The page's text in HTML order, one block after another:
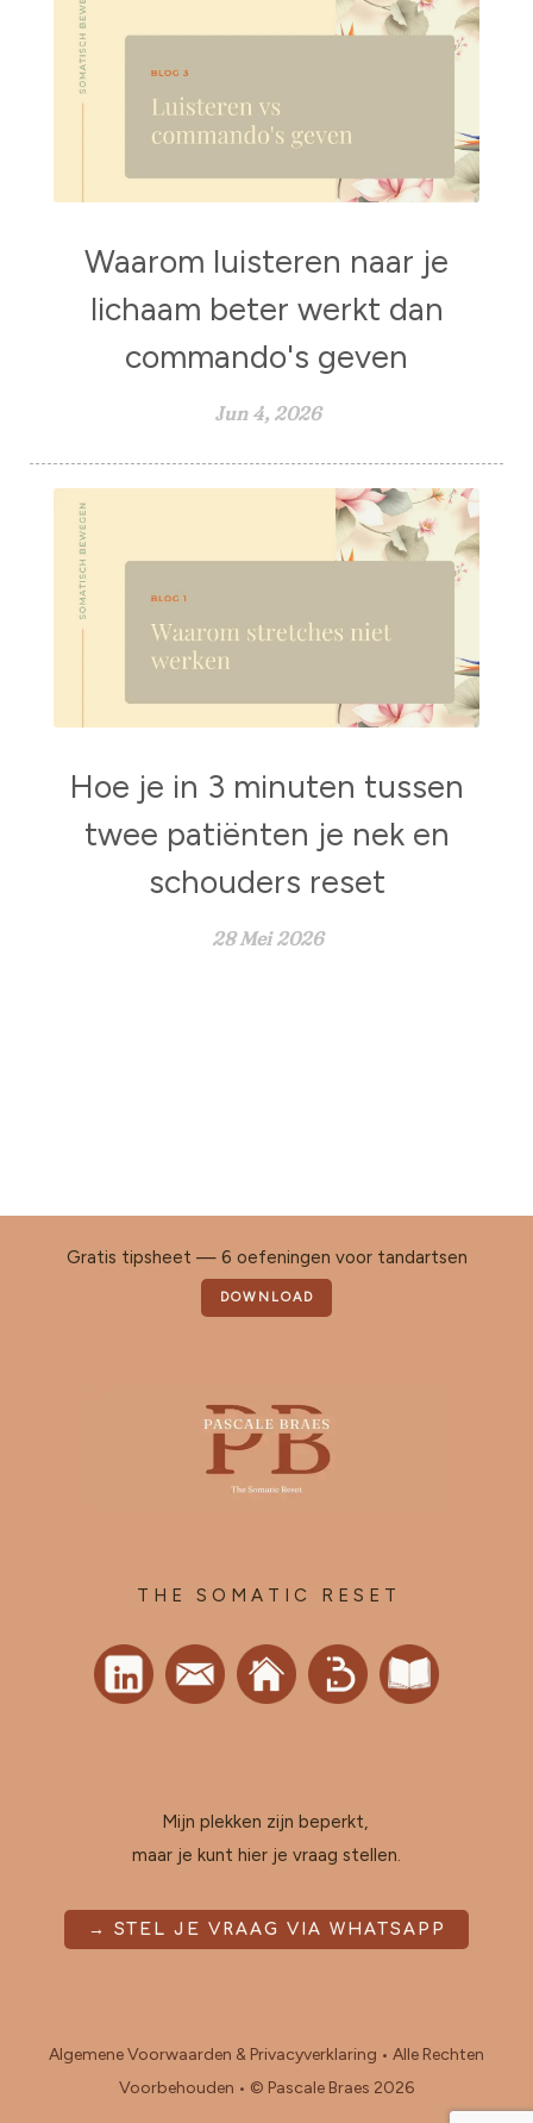
Waarom luisteren naar je
lichaam beter werkt dan
commando's geven
Jun 4, 2026
Hoe je in 3 minuten tussen
twee patiënten je nek en
schouders reset
28 Mei 2026
Gratis tipsheet — 6 oefeningen voor tandartsen
DOWNLOAD
T H E S O M A T I C R E S E T
Mijn plekken zijn beperkt,
maar je kunt hier je vraag stellen.
→ STEL JE VRAAG VIA WHATSAPP
Algemene Voorwaarden & Privacyverklaring • Alle Rechten
Voorbehouden • © Pascale Braes 2026